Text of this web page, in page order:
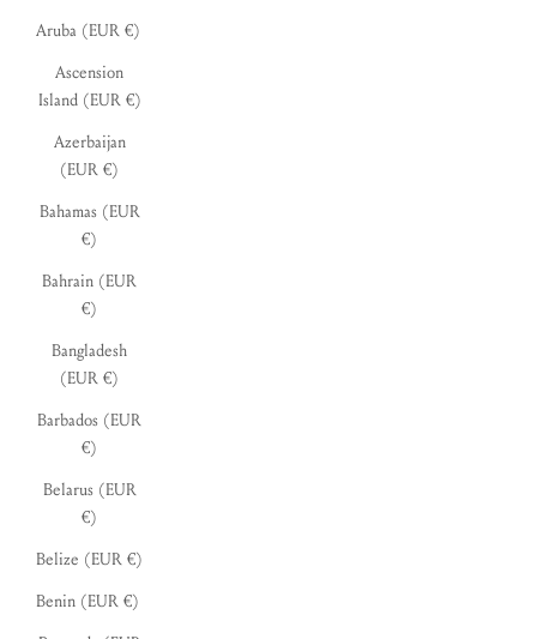
Aruba (EUR €)
Ascension
Island (EUR €)
Azerbaijan
(EUR €)
Bahamas (EUR
€)
Bahrain (EUR
€)
Bangladesh
(EUR €)
Barbados (EUR
€)
Belarus (EUR
€)
Belize (EUR €)
Benin (EUR €)